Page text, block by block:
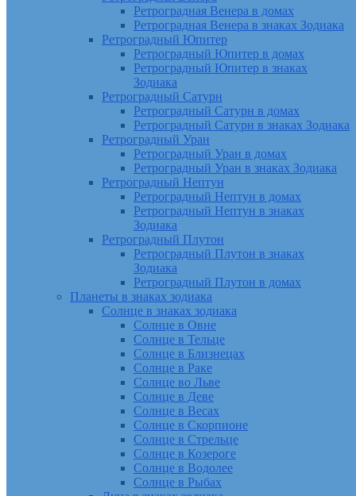
Ретроградная Венера в домах
Ретроградная Венера в знаках Зодиака
Ретроградный Юпитер
Ретроградный Юпитер в домах
Ретроградный Юпитер в знаках
Зодиака
Ретроградный Сатурн
Ретроградный Сатурн в домах
Ретроградный Сатурн в знаках Зодиака
Ретроградный Уран
Ретроградный Уран в домах
Ретроградный Уран в знаках Зодиака
Ретроградный Нептун
Ретроградный Нептун в домах
Ретроградный Нептун в знаках
Зодиака
Ретроградный Плутон
Ретроградный Плутон в знаках
Зодиака
Ретроградный Плутон в домах
Планеты в знаках зодиака
Солнце в знаках зодиака
Солнце в Овне
Солнце в Тельце
Солнце в Близнецах
Солнце в Раке
Солнце во Льве
Солнце в Деве
Солнце в Весах
Солнце в Скорпионе
Солнце в Стрельце
Солнце в Козероге
Солнце в Водолее
Солнце в Рыбах